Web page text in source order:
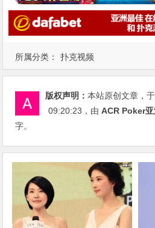
所属分类： 扑克视频
版权声明：本站原创文章，
09:20:23 ，由ACR Poker
字。